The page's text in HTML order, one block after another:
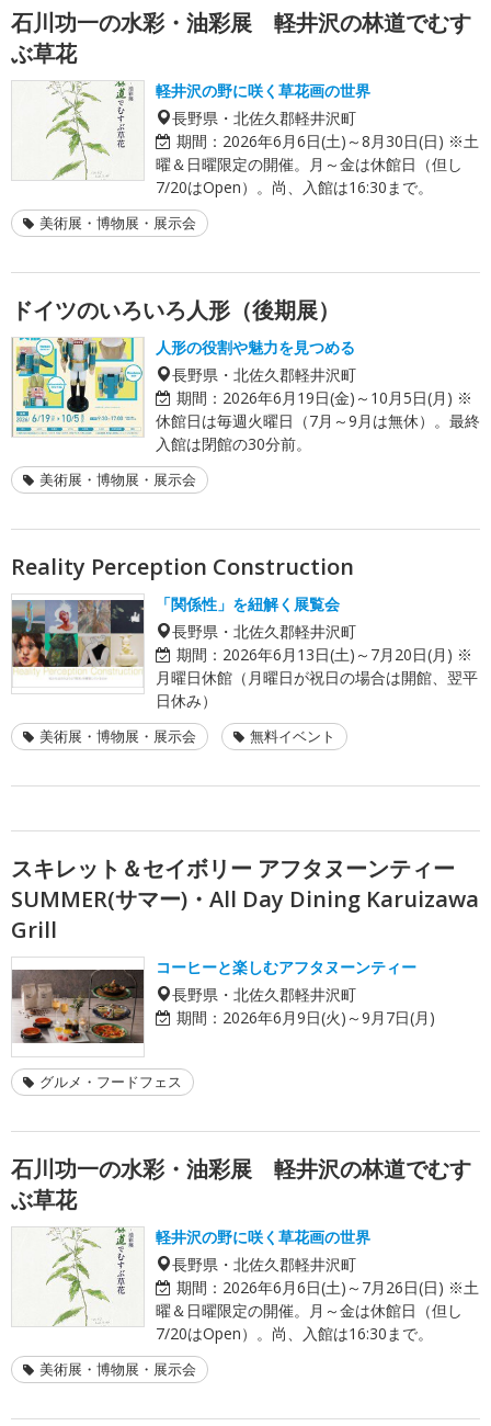
石川功一の水彩・油彩展 軽井沢の林道でむす
ぶ草花
軽井沢の野に咲く草花画の世界
長野県・北佐久郡軽井沢町
期間： 2026年6月6日(土)～8月30日(日) ※土
曜＆日曜限定の開催。月～金は休館日（但し
7/20はOpen）。尚、入館は16:30まで。
美術展・博物展・展示会
ドイツのいろいろ人形（後期展）
人形の役割や魅力を見つめる
長野県・北佐久郡軽井沢町
期間： 2026年6月19日(金)～10月5日(月) ※
休館日は毎週火曜日（7月～9月は無休）。最終
入館は閉館の30分前。
美術展・博物展・展示会
Reality Perception Construction
「関係性」を紐解く展覧会
長野県・北佐久郡軽井沢町
期間： 2026年6月13日(土)～7月20日(月) ※
月曜日休館（月曜日が祝日の場合は開館、翌平
日休み）
美術展・博物展・展示会 無料イベント
スキレット＆セイボリー アフタヌーンティー
SUMMER(サマー)・All Day Dining Karuizawa
Grill
コーヒーと楽しむアフタヌーンティー
長野県・北佐久郡軽井沢町
期間： 2026年6月9日(火)～9月7日(月)
グルメ・フードフェス
石川功一の水彩・油彩展 軽井沢の林道でむす
ぶ草花
軽井沢の野に咲く草花画の世界
長野県・北佐久郡軽井沢町
期間： 2026年6月6日(土)～7月26日(日) ※土
曜＆日曜限定の開催。月～金は休館日（但し
7/20はOpen）。尚、入館は16:30まで。
美術展・博物展・展示会